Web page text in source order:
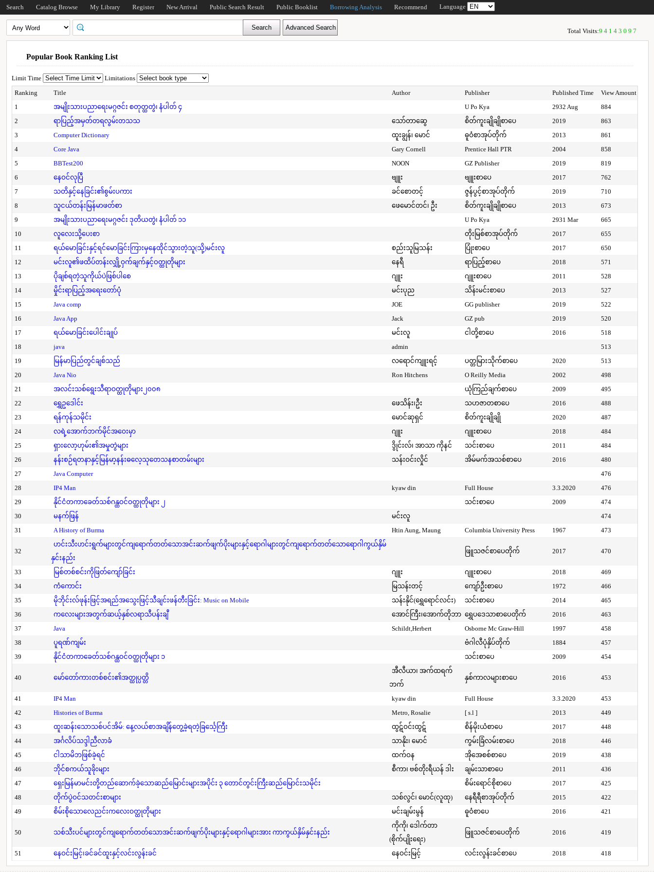
Search Catalog Browse My Library Register New Arrival Public Search Result Public Booklist Borrowing Analysis Recommend Language
Total Visits:94143097
Popular Book Ranking List
Limit Time
Limitations
Ranking
Title Author Publisher Published Time
View Amount
1
အမျိုးသားပညာရေးမဂ္ဂဇင်း စတုတ္ထတွဲ၊ နံပါတ် ၄ U Po Kya 2932 Aug
884
2
ရာပြည့်အမှတ်တရလွမ်းတသသ သော်တာဆွေ စိတ်ကူးချိုချိုစာပေ 2019
863
3
Computer Dictionary ထူးချွန်၊ မောင် ဓူဝံစာအုပ်တိုက် 2013
861
4
Core Java Gary Cornell Prentice Hall PTR 2004
858
5
BBTest200 NOON GZ Publisher 2019
819
6
နေဝင်လုပြီ ဗျူး ဗျူးစာပေ 2017
762
7
သတိနှင့်နေခြင်း၏စွမ်းပကား ခင်စောတင့် ဇွန်ပွင့်စာအုပ်တိုက် 2019
710
8
သူငယ်တန်းမြန်မာဖတ်စာ ဖေမောင်တင်၊ ဦး စိတ်ကူးချိုချိုစာပေ 2013
673
9
အမျိုးသားပညာရေးမဂ္ဂဇင်း ဒုတိယတွဲ၊ နံပါတ် ၁၁ U Po Kya 2931 Mar
665
10
လူလေးသို့ပေးစာ တိုးမြစ်စာအုပ်တိုက် 2017
655
11
ရယ်မောခြင်းနှင့်ရင်မောခြင်းကြားမှနေထိုင်သွားတဲ့သူ(သို့)မင်းလူ စည်းသူမြသန်း ပြုံးစာပေ 2017
650
12
မင်းလူ၏ဖထိပ်တန်းလျှို့ဝှက်ချက်နှင့်ဝတ္ထုတိုများ နေရီ ရာပြည့်စာပေ 2018
571
13
ပိုချစ်ရတဲ့သူကိုယ်ပဲဖြစ်ပါစေ ဂျူး ဂျူးစာပေ 2011
528
14
မှိုင်းရာပြည့်အရေးတော်ပုံ မင်းပုည သိန်းမင်းစာပေ 2013
527
15
Java comp JOE GG publisher 2019
522
16
Java App Jack GZ pub 2019
520
17
ရယ်မောခြင်းပေါင်းချုပ် မင်းလူ ငါတို့စာပေ 2016
518
18
java admin
513
19
မြန်မာပြည်တွင်ချစ်သည် လရောင်ကျူးရင့် ပတ္တမြားသိုက်စာပေ 2020
513
20
Java Nio Ron Hitchens O Reilly Media 2002
498
21
အလင်းသစ်ရွေးသီရာဝတ္ထုတိုများ၂၀၀၈ ယုံကြည်ချက်စာပေ 2009
495
22
ရွှေဥဒေါင်း ဖေသိန်း၊ဦး သဟဇာတစာပေ 2016
488
23
ရန်ကုန်သမိုင်း မောင်ဆုရှင် စိတ်ကူးချိုချို 2020
487
24
လရဲ့အောက်ဘက်မိုင်အဝေးမှာ ဂျူး ဂျူးစာပေ 2018
484
25
ရှားလော့ဟုမ်း၏အမှုတွဲများ ဒွိုင်းလ်၊ အာသာ ကိုနင် သင်းစာပေ 2011
484
26
နန်းစဉ်ရတနာနှင့်မြန်မာ့နန်းဓလေ့သုတေသနစာတမ်းများ သန်းဝင်းလှိုင် အိမ်မက်အသစ်စာပေ 2016
480
27
Java Computer
476
28
IP4 Man kyaw din Full House 3.3.2020
476
29
နိုင်ငံတကာခေတ်သစ်ဂန္ထဝင်ဝတ္ထုတိုများ ၂ သင်းစာပေ 2009
474
30
မနက်ဖြန် မင်းလူ
474
31
A History of Burma Htin Aung, Maung Columbia University Press 1967 473
32
ဟင်းသီးဟင်းရွက်များတွင်ကျရောက်တတ်သောအင်းဆက်ဖျက်ပိုးများနှင့်ရောဂါများတွင်ကျရောက်တတ်သောရောဂါကွယ်နှိမ်
နှင်းနည်း
ဖြူသဇင်စာပေတိုက် 2017 470
33 မြစ်တစ်စင်းကိုဖြတ်ကျော်ခြင်း ဂျူး ဂျူးစာပေ 2018
469
34
ကံကောင်း မြသန်းတင့် ကျော်ဦးစာပေ 1972
466
35
မိုဘိုင်းလ်ဖုန်းဖြင့်အရည်အသွေးဖြင့်သီချင်းဖန်တီးခြင်း: Music on Mobile သန်းနိုင်(ရွှေရောင်လင်း) သင်းစာပေ 2014
465
36
ကလေးများအတွက်ဆယ့်နှစ်လရာသီပန်းချီ အောင်ကြီး၊အောက်တိုဘာ ရွှေပဒေသာစာပေတိုက် 2016
463
37
Java Schildt,Herbert Osborne Mc Graw-Hill 1997
458
38
ပူရဏ်ကျမ်း ဗံဂါလီပုံနှိပ်တိုက် 1884
457
39
နိုင်ငံတကာခေတ်သစ်ဂန္ထဝင်ဝတ္ထုတိုများ ၁ သင်းစာပေ 2009 454
40 မော်တော်ကားတစ်စင်း၏အတ္ထုပ္ပတ္တိ
အီလီယာ၊ အက်ထရက်
ဘက်
နှစ်ကာလများစာပေ 2016 453
41 IP4 Man kyaw din Full House 3.3.2020
453
42
Histories of Burma Metro, Rosalie [ s.l ] 2013
449
43
ထူးဆန်းသောသစ်ပင်အိမ်: နေ့လယ်စာအချိန်တွေ့ခဲ့ရတဲ့ခြင်္သေ့ကြီး ထွဋ်ဝင်းထွဋ် စိန်မိုးယံစာပေ 2017
448
44
အင်္ဂလိပ်သဒ္ဒါညီလာခံ သာနိုး၊ မောင် ကွမ်းခြံလမ်းစာပေ 2018
446
45
ငါသာမိဘဖြစ်ခဲ့ရင် ထက်ဝန အိုအေစစ်စာပေ 2019
438
46
ဘိုင်စကယ်သူခိုးများ စီကာ၊ ဗစ်တိုးရီယန် ဒါး ချမ်းသာစာပေ 2011
436
47
ရှေးမြန်မာမင်းတို့တည်ဆောက်ခဲ့သောဆည်မြောင်းများအပိုင်း ၃ တောင်တွင်းကြီးဆည်မြောင်းသမိုင်း စိမ်းရောင်စိုစာပေ 2017
425
48
တိုက်ပွဲဝင်သတင်းစာများ သစ်လွင်၊ မောင်(လူထု) နေရီရီစာအုပ်တိုက် 2015
422
49
စိမ်းစိုသောလေညင်းကလေးဝတ္ထုတိုများ မင်းချမ်းမွန် ဓူဝံစာပေ 2016 421
50 သစ်သီးပင်များတွင်ကျရောက်တတ်သောအင်းဆက်ဖျက်ပိုးများနှင့်ရောဂါများအား ကာကွယ်နှိမ်နှင်းနည်း
ကိုကို၊ ဒေါက်တာ
(စိုက်ပျိုးရေး)
ဖြူသဇင်စာပေတိုက် 2016 419
51 နေဝင်းမြင့်၊ခင်ခင်ထူးနှင့်လင်းလွန်းခင် နေဝင်းမြင့် လင်းလွန်းခင်စာပေ 2018 418